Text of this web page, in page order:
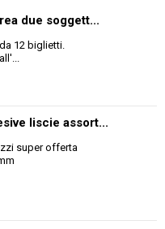
due soggett...
12 biglietti.
liscie assort...
super offerta